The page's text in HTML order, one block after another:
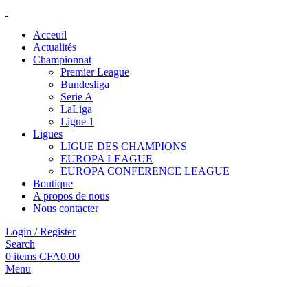
Acceuil
Actualités
Championnat
Premier League
Bundesliga
Serie A
LaLiga
Ligue 1
Ligues
LIGUE DES CHAMPIONS
EUROPA LEAGUE
EUROPA CONFERENCE LEAGUE
Boutique
A propos de nous
Nous contacter
Login / Register
Search
0 items CFA0.00
Menu